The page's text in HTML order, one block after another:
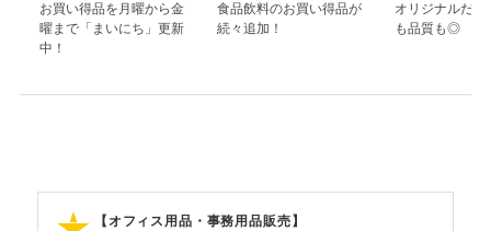
お買い得品を月曜から金
曜まで「まいにち」更新
中！
食品飲料のお買い得品が
続々追加！
オリジナルだか
も品質も◎
【オフィス用品・事務用品販売】